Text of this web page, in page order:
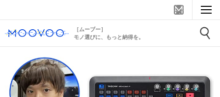
［ムーブー］
モノ選びに、もっと納得を。